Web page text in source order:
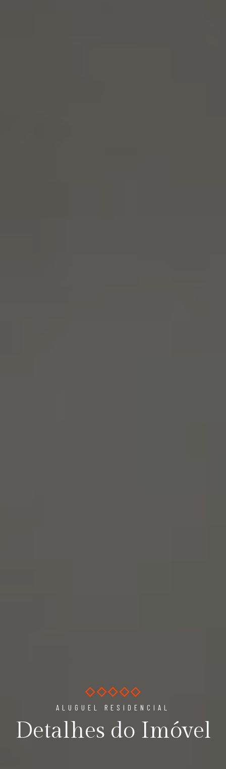
ALUGUEL RESIDENCIAL
Detalhes do Imóvel